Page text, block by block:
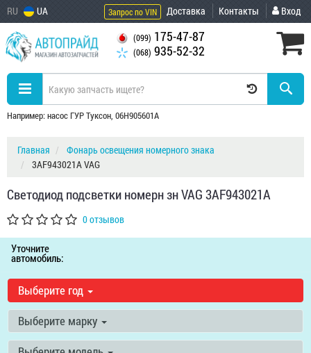
RU UA Запрос по VIN Доставка Контакты Вход
(099) 175-47-87
(068) 935-52-32
Например: насос ГУР Туксон, 06H905601A
Главная
Фонарь освещения номерного знака
3AF943021A VAG
Светодиод подсветки номеpн зн VAG 3AF943021A
0 отзывов
Уточните
автомобиль:
Выберите год
Выберите марку